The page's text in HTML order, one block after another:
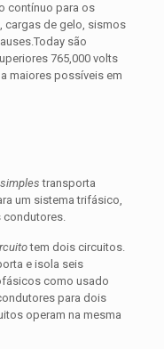
contínuo para os
cargas de gelo, sismos
são
765,000 volts
maiores possíveis em
transporta
um sistema trifásico,
condutores.
tem dois circuitos.
e isola seis
como usado
para dois
operam na mesma